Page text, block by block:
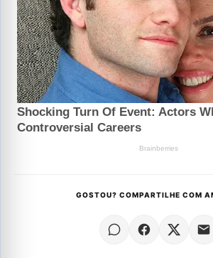
GOSTOU? COMPARTILHE COM